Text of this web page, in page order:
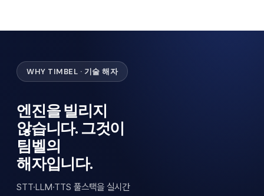
WHY TIMBEL · 기술 해자
엔진을 빌리지
않습니다. 그것이
팀벨의
해자입니다.
STT·LLM·TTS 풀스택을 실시간